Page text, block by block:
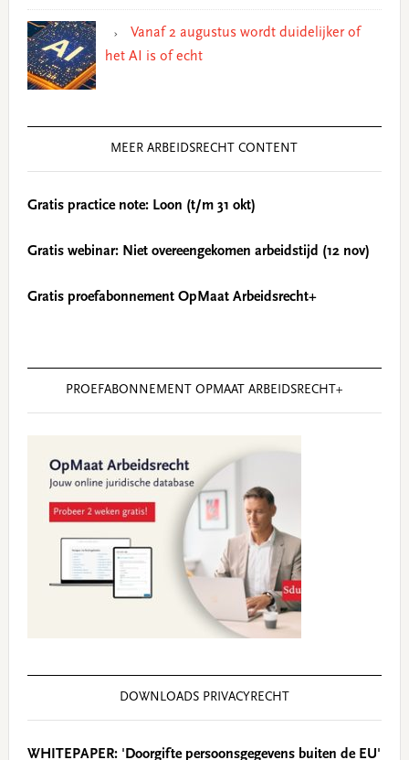
Vanaf 2 augustus wordt duidelijker of
het AI is of echt
MEER ARBEIDSRECHT CONTENT
Gratis practice note: Loon (t/m 31 okt)
Gratis webinar: Niet overeengekomen arbeidstijd (12 nov)
Gratis proefabonnement OpMaat Arbeidsrecht+
PROEFABONNEMENT OPMAAT ARBEIDSRECHT+
DOWNLOADS PRIVACYRECHT
WHITEPAPER: 'Doorgifte persoonsgegevens buiten de EU'